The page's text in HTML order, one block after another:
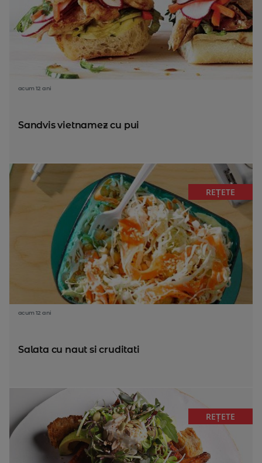
acum 12 ani
Sandvis vietnamez cu pui
REȚETE
acum 12 ani
Salata cu naut si cruditati
REȚETE